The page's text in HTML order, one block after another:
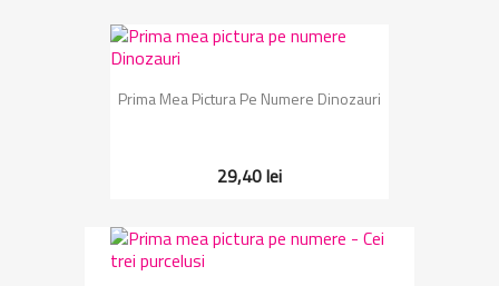
Prima Mea Pictura Pe Numere Dinozauri
29,40 lei